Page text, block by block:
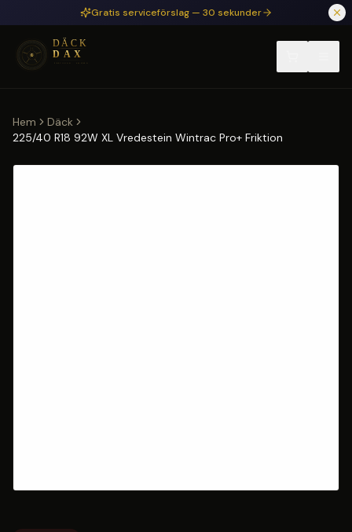
Hoppa till huvudinnehållGratis serviceförslag — 30 sekunder
Hem
Däck
225/40 R18 92W XL Vredestein Wintrac Pro+ Friktion